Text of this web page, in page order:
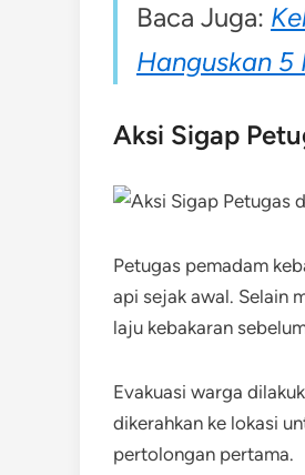
Baca Juga:
Hanguskan 5
Aksi Sigap
Petugas pemadam
api sejak awal. Selain
laju kebakaran
Evakuasi warga
dikerahkan ke lokasi
pertolongan pertama.